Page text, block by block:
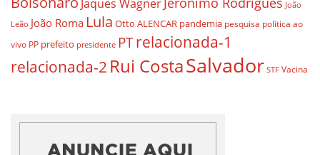
Jaques Wagner
João
Leão João Roma Lula Otto ALENCAR pandemia pesquisa política ao
vivo PP prefeito presidente PTrelacionada-1
relacionada-2 Rui CostaSalvador STF Vacina